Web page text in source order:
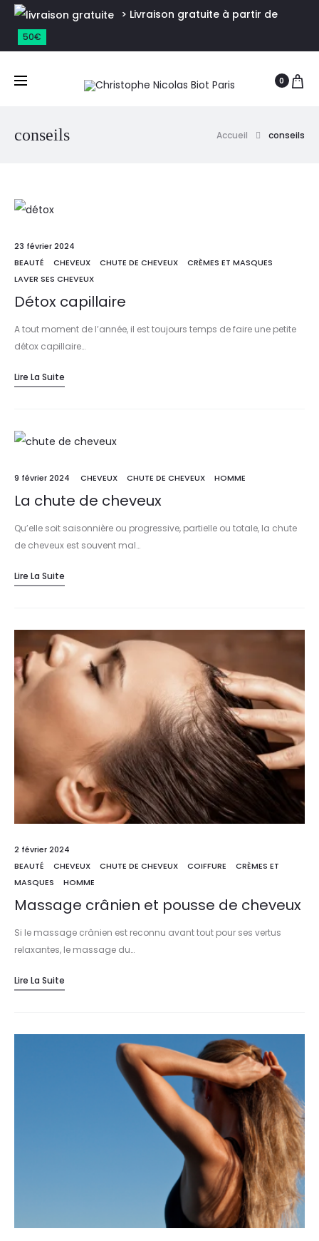
> Livraison gratuite à partir de
50€
0
conseils Accueil conseils
23 février 2024
BEAUTÉ
CHEVEUX CHUTE DE CHEVEUX
CRÈMES ET MASQUES
LAVER SES CHEVEUX
Détox capillaire
A tout moment de l’année, il est toujours temps de faire une petite
détox capillaire…
Lire La Suite
9 février 2024 CHEVEUX CHUTE DE CHEVEUX HOMME
La chute de cheveux
Qu’elle soit saisonnière ou progressive, partielle ou totale, la chute
de cheveux est souvent mal…
Lire La Suite
2 février 2024
BEAUTÉ
CHEVEUX CHUTE DE CHEVEUX COIFFURE
CRÈMES ET
MASQUES
HOMME
Massage crânien et pousse de cheveux
Si le massage crânien est reconnu avant tout pour ses vertus
relaxantes, le massage du…
Lire La Suite